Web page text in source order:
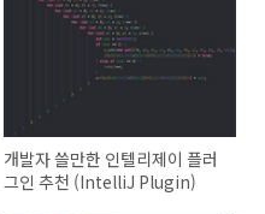
개발자 쓸만한 인텔리제이 플러
그인 추천 (IntelliJ Plugin)